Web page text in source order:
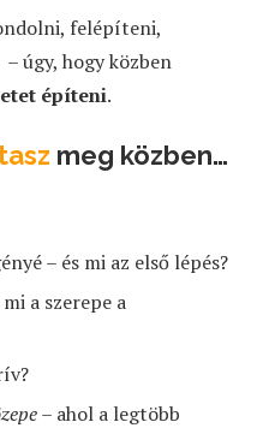
felépíteni,
– úgy, hogy közben
építeni.
meg közben…
– és mi az első lépés?
a szerepe a
– ahol a legtöbb